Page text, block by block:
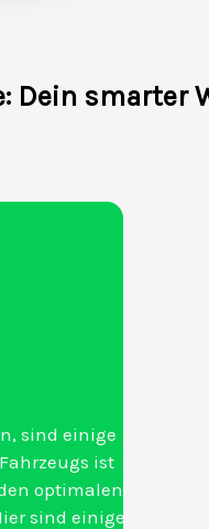
Dein smarter
sind einige
ist
optimalen
sind einige